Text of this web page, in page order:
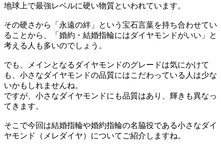
地球上で最強レベルに硬い物質といわれています。
その硬さから「永遠の絆」という宝石言葉を持ち合わせてい
ることから、「婚約・結婚指輪にはダイヤモンドがいい」と
考える人も多いのでしょう。
でも、メインとなるダイヤモンドのグレードは気にかけて
も、小さなダイヤモンドの品質にはこだわっている人は少な
いかもしれませんね。
ですが、小さなダイヤモンドにも品質はあり、輝きも異なっ
てきます。
そこで今回は結婚指輪や婚約指輪の名脇役である小さなダイ
ヤモンド（メレダイヤ）についてご紹介しますね。